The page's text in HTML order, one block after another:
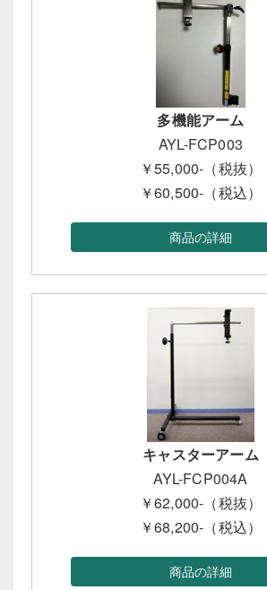
多機能アーム
AYL-FCP003
￥55,000-（税抜）
￥60,500-（税込）
商品の詳細
キャスターアーム
AYL-FCP004A
￥62,000-（税抜）
￥68,200-（税込）
商品の詳細